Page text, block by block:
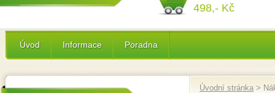
498,- Kč
Úvod Informace Poradna
Úvodní stránka >